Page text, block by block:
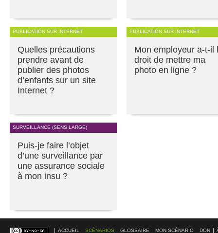
PUBLICATION SUR INTERNET
Quelles précautions
prendre avant de
publier des photos
d’enfants sur un site
Internet ?
PUBLICATION SUR INTERNET
Mon employeur a-t-il
droit de mettre ma
photo en ligne ?
SURVEILLANCE (SENS LARGE)
Puis-je faire l’objet
d’une surveillance par
une assurance sociale
à mon insu ?
ACCUEIL SCÉNARIOS GLOSSAIRE MON SCÉNARIO DON